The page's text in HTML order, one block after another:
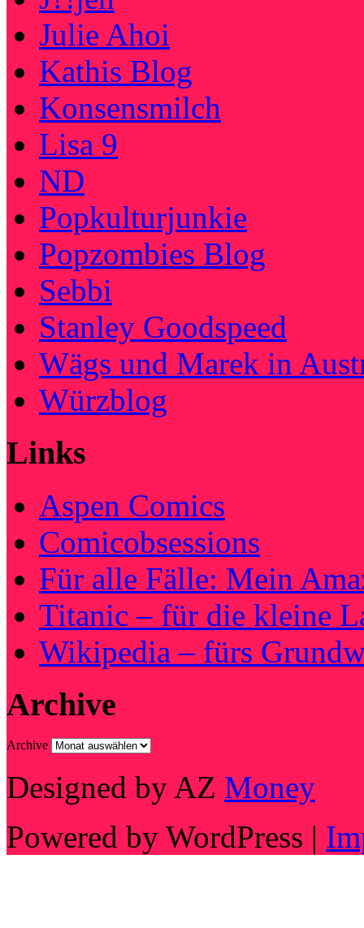
Julie Ahoi
Kathis Blog
Konsensmilch
Lisa 9
ND
Popkulturjunkie
Popzombies Blog
Sebbi
Stanley Goodspeed
Wägs und Marek in
Würzblog
Links
Aspen Comics
Comicobsessions
Für alle Fälle: Mein
Titanic – für die kleine
Wikipedia – fürs
Archive
Archive
Designed by AZ Money
Powered by WordPress |